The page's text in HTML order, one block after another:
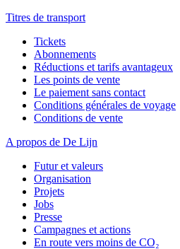
Titres de transport
Tickets
Abonnements
Réductions et tarifs avantageux
Les points de vente
Le paiement sans contact
Conditions générales de voyage
Conditions de vente
A propos de De Lijn
Futur et valeurs
Organisation
Projets
Jobs
Presse
Campagnes et actions
En route vers moins de CO₂